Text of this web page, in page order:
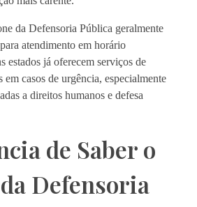
da Defensoria Pública geralmente
atendimento em horário
estados já oferecem serviços de
em casos de urgência, especialmente
a direitos humanos e defesa
de Saber o
Defensoria